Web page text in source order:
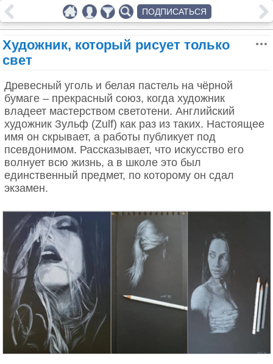
Художник, который рисует только
свет
Древесный уголь и белая пастель на чёрной
бумаге – прекрасный союз, когда художник
владеет мастерством светотени. Английский
художник Зульф (Zulf) как раз из таких. Настоящее
имя он скрывает, а работы публикует под
псевдонимом. Рассказывает, что искусство его
волнует всю жизнь, а в школе это был
единственный предмет, по которому он сдал
экзамен.
ПОДПИСАТЬСЯ